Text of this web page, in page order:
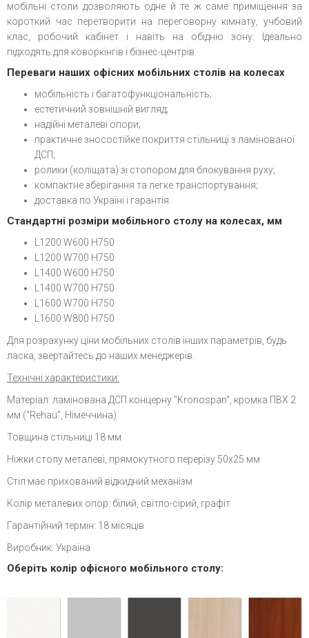
мобільні столи дозволяють одне й те ж саме приміщення за
короткий час перетворити на переговорну кімнату, учбовий
клас, робочий кабінет і навіть на обідню зону. Ідеально
підходять для коворкінгів і бізнес-центрів.
Переваги наших офісних мобільних столів на колесах
мобільність і багатофункціональність;
естетичний зовнішній вигляд;
надійні металеві опори;
практичне зносостійке покриття стільниці з ламінованої
ДСП;
ролики (коліщата) зі стопором для блокування руху;
компактне зберігання та легке транспортування;
доставка по Україні і гарантія.
Стандартні розміри мобільного столу на колесах, мм
L1200 W600 H750
L1200 W700 H750
L1400 W600 H750
L1400 W700 H750
L1600 W700 H750
L1600 W800 H750
Для розрахунку ціни мобільних столів інших параметрів, будь
ласка, звертайтесь до наших менеджерів.
Технічні характеристики:
Матеріал: ламінована ДСП концерну "Kronospan", кромка ПВХ 2
мм ("Rehau", Німеччина)
Товщина стільниці 18 мм
Ніжки столу металеві, прямокутного перерізу 50x25 мм
Стіл має прихований відкидний механізм
Колір металевих опор: білий, світло-сірий, графіт
Гарантійний термін: 18 місяців
Виробник: Україна
Оберіть колір офісного мобільного столу: